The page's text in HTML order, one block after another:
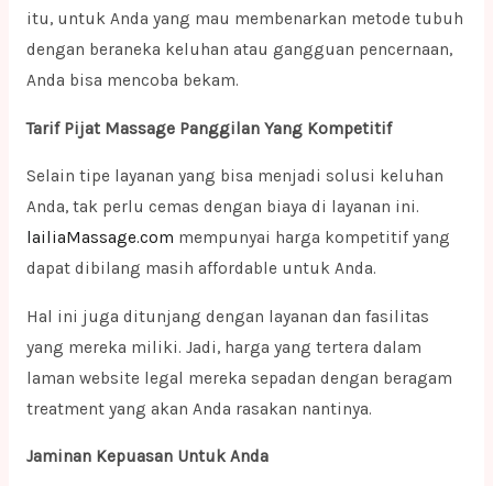
itu, untuk Anda yang mau membenarkan metode tubuh
dengan beraneka keluhan atau gangguan pencernaan,
Anda bisa mencoba bekam.
Tarif Pijat Massage Panggilan Yang Kompetitif
Selain tipe layanan yang bisa menjadi solusi keluhan
Anda, tak perlu cemas dengan biaya di layanan ini.
lailiaMassage.com mempunyai harga kompetitif yang
dapat dibilang masih affordable untuk Anda.
Hal ini juga ditunjang dengan layanan dan fasilitas
yang mereka miliki. Jadi, harga yang tertera dalam
laman website legal mereka sepadan dengan beragam
treatment yang akan Anda rasakan nantinya.
Jaminan Kepuasan Untuk Anda